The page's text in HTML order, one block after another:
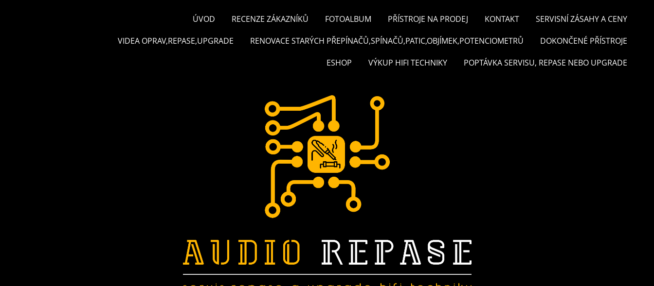
ÚVOD RECENZE ZÁKAZNÍKŮ FOTOALBUM PŘÍSTROJE NA PRODEJ KONTAKT SERVISNÍ ZÁSAHY A CENY
VIDEA OPRAV,REPASE,UPGRADE RENOVACE STARÝCH PŘEPÍNAČŮ,SPÍNAČŮ,PATIC,OBJÍMEK,POTENCIOMETRŮ DOKONČENÉ PŘÍSTROJE
ESHOP VÝKUP HIFI TECHNIKY POPTÁVKA SERVISU, REPASE NEBO UPGRADE